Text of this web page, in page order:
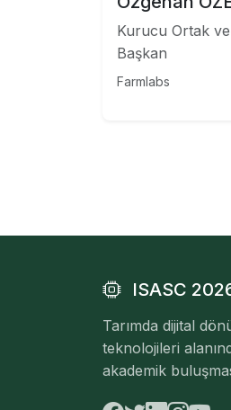
Kurucu Ortak
Başkan
Farmlabs
ISASC
Tarımda dijital
teknolojileri
akademik